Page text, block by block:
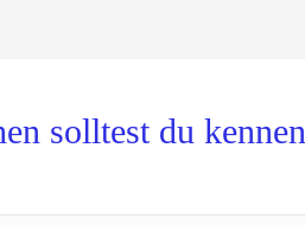
solltest du kennen